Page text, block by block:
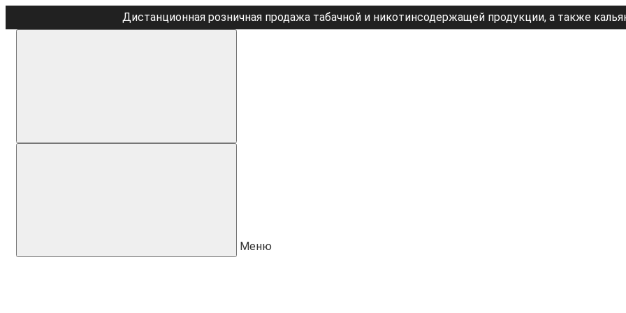
Дистанционная розничная продажа табачной и никотинсодержащей продукции, а также
Меню